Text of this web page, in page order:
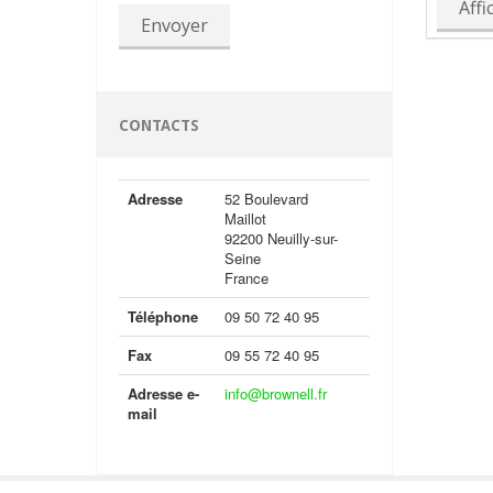
Envoyer
CONTACTS
Adresse
52 Boulevard
Maillot
92200 Neuilly-sur-
Seine
France
Téléphone
09 50 72 40 95
Fax
09 55 72 40 95
Adresse e-
mail
info@brownell.fr